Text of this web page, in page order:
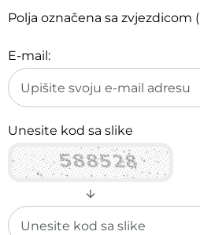
Polja označena sa zvjezdicom (
E-mail:
Unesite kod sa slike